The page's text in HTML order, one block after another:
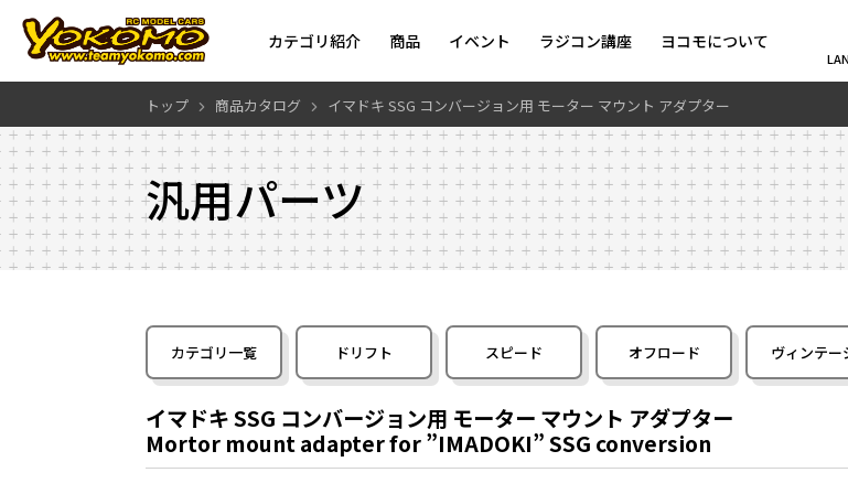
カテゴリ紹介 商品 イベント ラジコン講座 ヨコモについて
トップ 商品カタログ イマドキ SSG コンバージョン用 モーター マウント アダプター
汎用パーツ
カテゴリ一覧 ドリフト スピード オフロード ヴィンテー
イマドキ SSG コンバージョン用 モーター マウント アダプター
Mortor mount adapter for ”IMADOKI” SSG conversion